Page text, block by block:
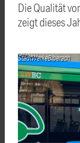
Die Qualität
zeigt dieses
StadtWerkeBiberach